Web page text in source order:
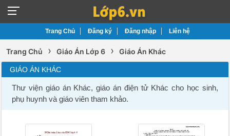
Trang Chủ Đăng ký Đăng nhập Liên hệ
Trang Chủ › Giáo Án Lớp 6 › Giáo Án Khác
GIÁO ÁN KHÁC
Thư viện giáo án Khác, giáo án điện tử Khác cho học sinh,
phụ huynh và giáo viên tham khảo.